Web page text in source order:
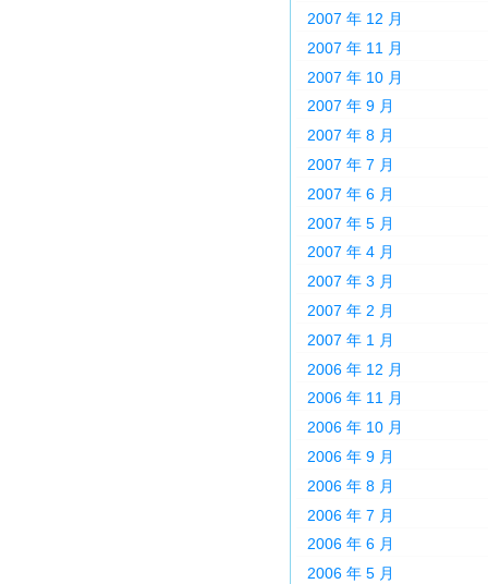
2007 年 12 月
2007 年 11 月
2007 年 10 月
2007 年 9 月
2007 年 8 月
2007 年 7 月
2007 年 6 月
2007 年 5 月
2007 年 4 月
2007 年 3 月
2007 年 2 月
2007 年 1 月
2006 年 12 月
2006 年 11 月
2006 年 10 月
2006 年 9 月
2006 年 8 月
2006 年 7 月
2006 年 6 月
2006 年 5 月